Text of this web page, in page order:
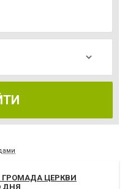
ГРОМАДА ЦЕРКВИ
ДНЯ